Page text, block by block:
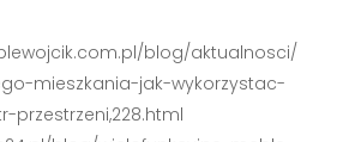
blog/aktualnosci/
mieszkania-jak-wykorzystac-
przestrzeni,228.html